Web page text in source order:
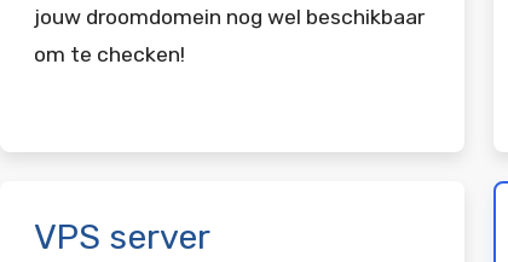
jouw droomdomein nog wel beschikbaar
om te checken!
VPS server